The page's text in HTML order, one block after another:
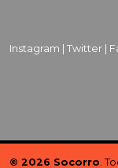
Instagram | Twitter |
© 2026 Socorro.